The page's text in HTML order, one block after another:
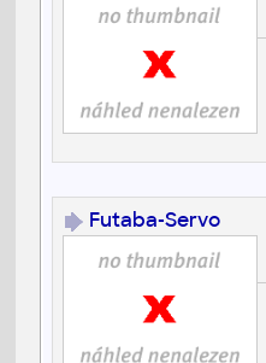
Futaba-Servo